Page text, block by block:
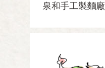
泉和手工製麵廠